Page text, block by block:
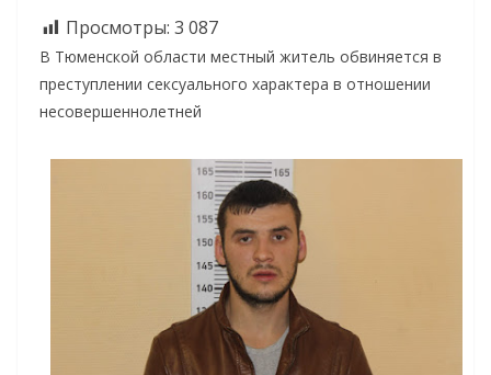
Просмотры: 3 087
В Тюменской области местный житель обвиняется в
преступлении сексуального характера в отношении
несовершеннолетней